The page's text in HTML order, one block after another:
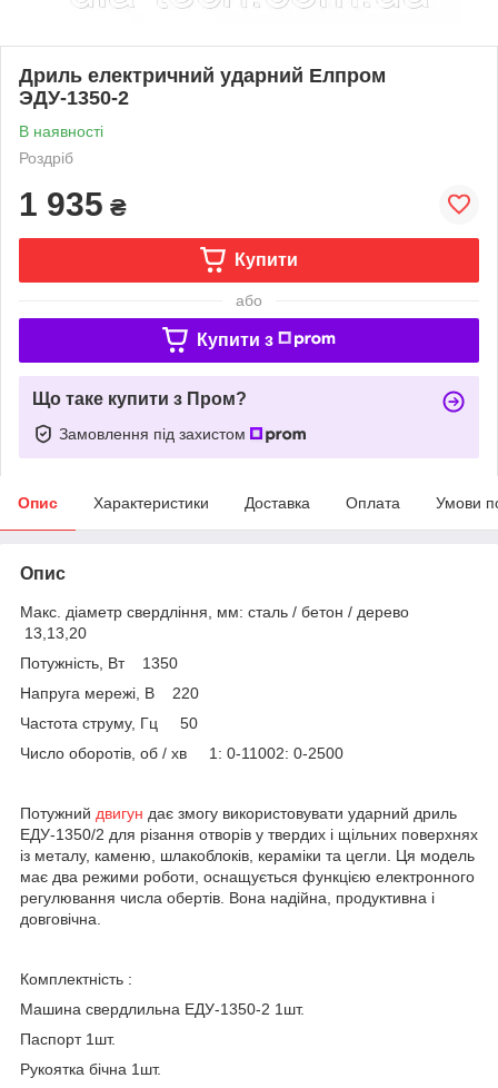
Дриль електричний ударний Елпром
ЭДУ-1350-2
В наявності
Роздріб
1 935 ₴
Купити
або
Купити з
Що таке купити з Пром?
Замовлення під захистом
Опис Характеристики Доставка Оплата Умови
Опис
Макс. діаметр свердління, мм: сталь / бетон / дерево
13,13,20
Потужність, Вт 1350
Напруга мережі, В 220
Частота струму, Гц 50
Число оборотів, об / хв 1: 0-11002: 0-2500
Потужний двигун дає змогу використовувати ударний дриль
ЕДУ-1350/2 для різання отворів у твердих і щільних поверхнях
із металу, каменю, шлакоблоків, кераміки та цегли. Ця модель
має два режими роботи, оснащується функцією електронного
регулювання числа обертів. Вона надійна, продуктивна і
довговічна.
Комплектність :
Машина свердлильна ЕДУ-1350-2 1шт.
Паспорт 1шт.
Рукоятка бічна 1шт.